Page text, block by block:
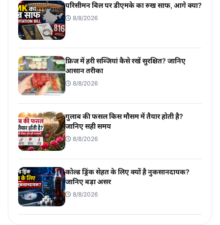
परिसीमन बिल पर डीएमके का रुख साफ, आगे क्या?
8/8/2026
फ्रिज में हरी सब्जियां कैसे रखें सुरक्षित? जानिए
आसान तरीका
8/8/2026
गुलाब की फसल किस मौसम में तैयार होती है?
जानिए सही समय
8/8/2026
कोल्ड ड्रिंक सेहत के लिए क्यों है नुकसानदायक?
जानिए बड़ा असर
8/8/2026